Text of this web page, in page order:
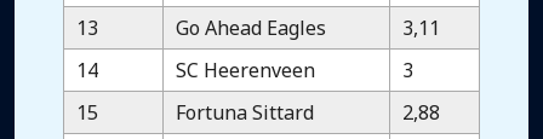
13
Go Ahead Eagles
3,11
14
SC Heerenveen
3
15
Fortuna Sittard
2,88